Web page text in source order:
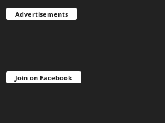
Advertisements
Join on Facebook